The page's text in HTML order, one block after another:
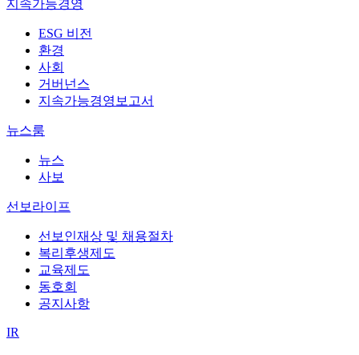
지속가능경영
ESG 비전
환경
사회
거버넌스
지속가능경영보고서
뉴스룸
뉴스
사보
선보라이프
선보인재상 및 채용절차
복리후생제도
교육제도
동호회
공지사항
IR